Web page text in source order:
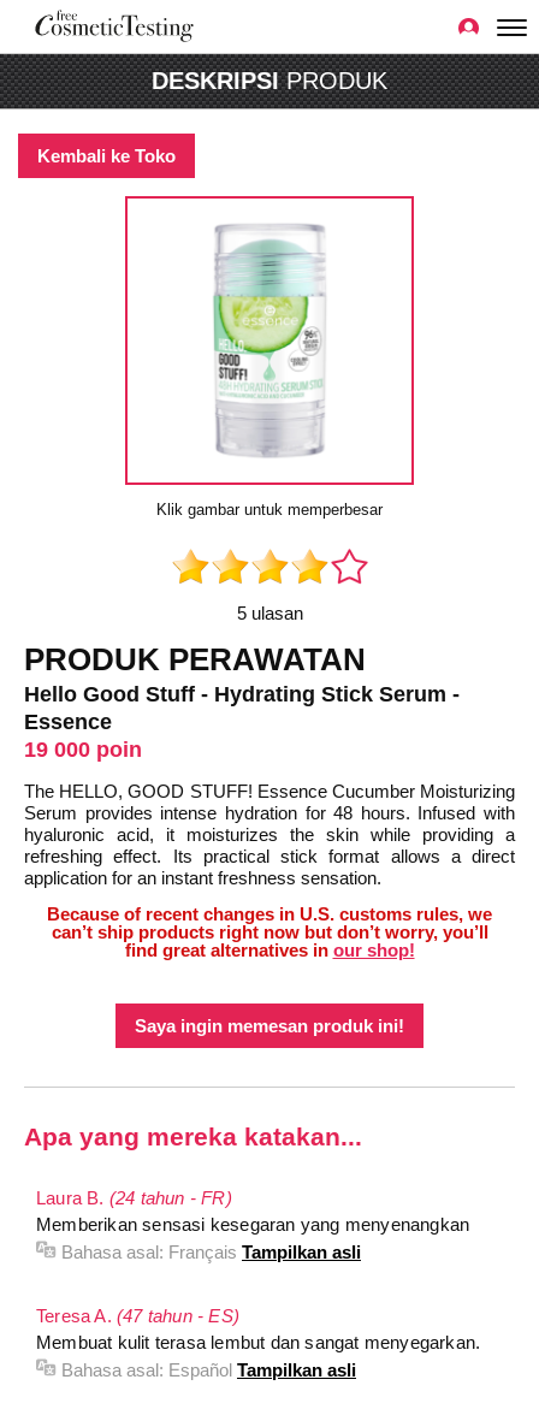
DESKRIPSIPRODUK
Kembali ke Toko
Klik gambar untuk memperbesar
5 ulasan
PRODUK PERAWATAN
Hello Good Stuff - Hydrating Stick Serum -
Essence
19 000 poin
The HELLO, GOOD STUFF! Essence Cucumber Moisturizing
Serum provides intense hydration for 48 hours. Infused with
hyaluronic acid, it moisturizes the skin while providing a
refreshing effect. Its practical stick format allows a direct
application for an instant freshness sensation.
Because of recent changes in U.S. customs rules, we
can’t ship products right now but don’t worry, you’ll
find great alternatives in our shop!
Saya ingin memesan produk ini!
Apa yang mereka katakan...
Laura B. (24 tahun - FR)
Memberikan sensasi kesegaran yang menyenangkan
Bahasa asal: Français Tampilkan asli
Teresa A. (47 tahun - ES)
Membuat kulit terasa lembut dan sangat menyegarkan.
Bahasa asal: Español Tampilkan asli